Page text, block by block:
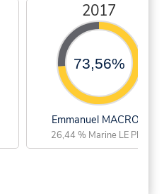
2017
73,56%
Emmanuel MACRON
26,44 % Marine LE PEN